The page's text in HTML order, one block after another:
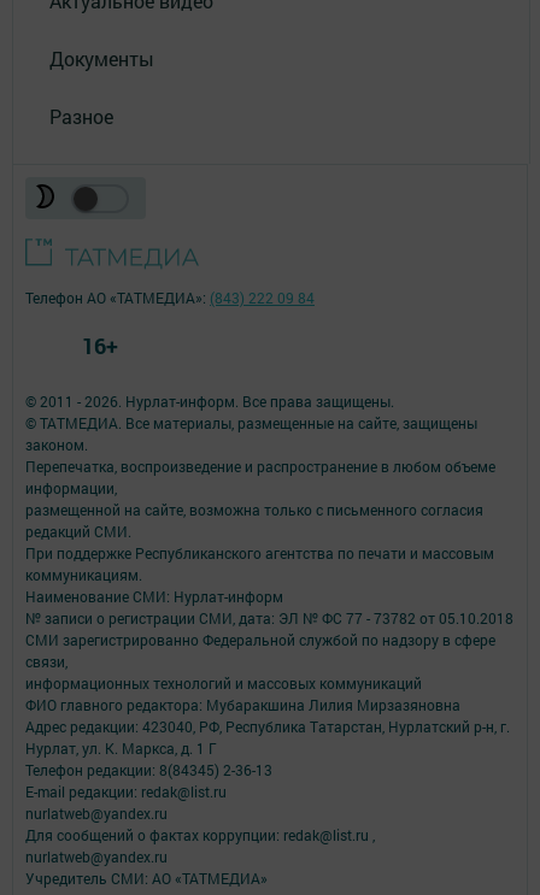
Документы
Разное
© 2011 - 2026. Нурлат-⁠информ. Все права защищены.
© ТАТМЕДИА. Все материалы, размещенные на сайте, защищены
законом.
Перепечатка, воспроизведение и распространение в любом объеме
информации,
размещенной на сайте, возможна только с письменного согласия
редакций СМИ.
При поддержке Республиканского агентства по печати и массовым
коммуникациям.
Наименование СМИ: Нурлат-⁠информ
№ записи о регистрации СМИ, дата: ЭЛ № ФС 77 -⁠ 73782 от 05.10.2018
СМИ зарегистрированно Федеральной службой по надзору в сфере
связи,
информационных технологий и массовых коммуникаций
ФИО главного редактора: Мубаракшина Лилия Мирзазяновна
Адрес редакции: 423040, РФ, Республика Татарстан, Нурлатский р-н, г.
Нурлат, ул. К. Маркса, д. 1 Г
Телефон редакции: 8(84345) 2-36-13
E-mail редакции: redak@list.ru
nurlatweb@yandex.ru
Для сообщений о фактах коррупции: redak@list.ru ,
nurlatweb@yandex.ru
Учредитель СМИ: АО «ТАТМЕДИА»
Телефон АО «ТАТМЕДИА»: (843) 222 09 84
16+